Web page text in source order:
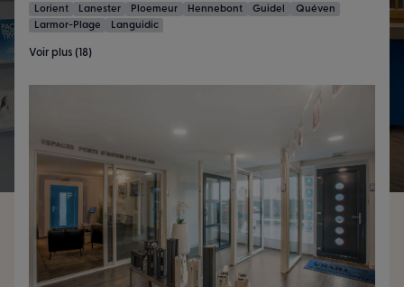
Lorient Lanester Ploemeur Hennebont Guidel
Quéven
Larmor-Plage
Languidic
Voir plus (18)